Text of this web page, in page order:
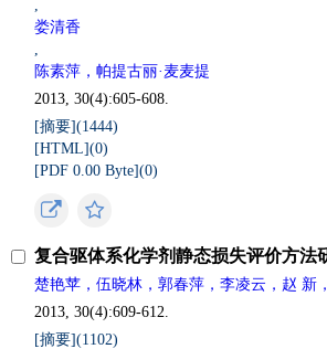
,
娄清香
,
陈素萍，帕提古丽·麦麦提
2013, 30(4):605-608.
[摘要](1444)
[HTML](0)
[PDF 0.00 Byte](0)
复合驱体系化学剂静态损失评价方法
楚艳苹，伍晓林，郭春萍，李凌云，赵 新
2013, 30(4):609-612.
[摘要](1102)